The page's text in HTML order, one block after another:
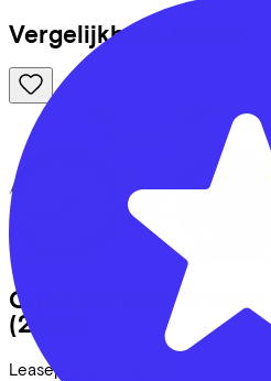
Vergelijkbare fietsen
Cube
EDITOR
(2025)
Leaseprijs p/m vanaf